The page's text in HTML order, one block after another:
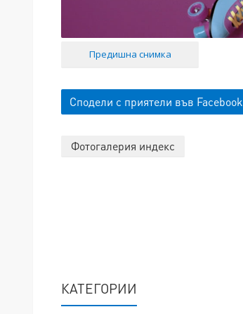
Предишна снимка
Сподели с приятели във Facebook
Фотогалерия индекс
КАТЕГОРИИ